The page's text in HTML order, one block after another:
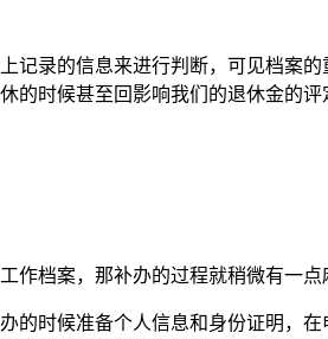
记录的信息来进行判断，可见档案
的时候甚至回影响我们的退休金的评
档案，那补办的过程就稍微有一点
的时候准备个人信息和身份证明，在